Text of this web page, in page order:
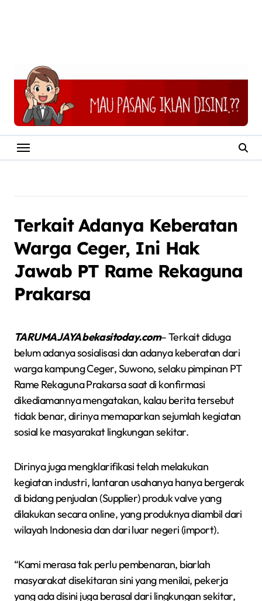
Terkait Adanya Keberatan
Warga Ceger, Ini Hak
Jawab PT Rame Rekaguna
Prakarsa
TARUMAJAYA bekasitoday.com– Terkait diduga
belum adanya sosialisasi dan adanya keberatan dari
warga kampung Ceger, Suwono, selaku pimpinan PT
Rame Rekaguna Prakarsa saat di konfirmasi
dikediamannya mengatakan, kalau berita tersebut
tidak benar, dirinya memaparkan sejumlah kegiatan
sosial ke masyarakat lingkungan sekitar.
Dirinya juga mengklarifikasi telah melakukan
kegiatan industri, lantaran usahanya hanya bergerak
di bidang penjualan (Supplier) produk valve yang
dilakukan secara online, yang produknya diambil dari
wilayah Indonesia dan dari luar negeri (import).
“Kami merasa tak perlu pembenaran, biarlah
masyarakat disekitaran sini yang menilai, pekerja
yang ada disini juga berasal dari lingkungan sekitar,